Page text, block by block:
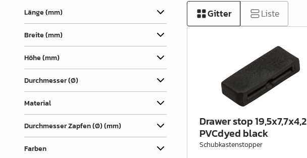
Auszüge &
Schubkastenteile
Scharniere & Türbeschläge
Beine, Füsse &
Untergestelle
Filz, Gleitnägel & Anschläge
Drahtware
Länge (mm)
Breite (mm)
Höhe (mm)
Durchmesser (Ø)
Material
Durchmesser Zapfen (Ø) (mm)
Farben
Liste
Gitter
Drawer stop 19,5x7,7x4,2
PVCdyed black
Schubkastenstopper